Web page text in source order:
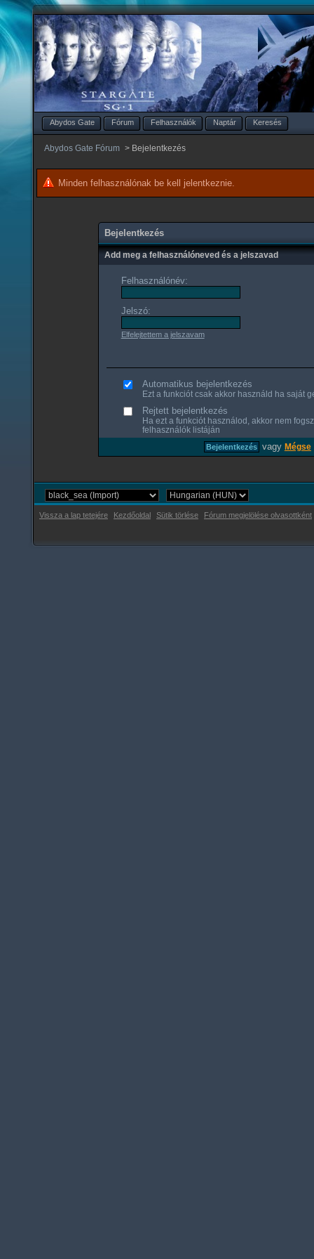
Abydos Gate Fórum Felhasználók Naptár Keresés
Abydos Gate Fórum > Bejelentkezés
Minden felhasználónak be kell jelentkeznie.
Bejelentkezés
Add meg a felhasználóneved és a jelszavad
Felhasználónév:
Jelszó:
Elfelejtettem a jelszavam
Automatikus bejelentkezés
Ezt a funkciót csak akkor használd ha saját
Rejtett bejelentkezés
Ha ezt a funkciót használod, akkor nem
felhasználók listáján
vagy Mégse
Vissza a lap tetejére Kezdőoldal Sütik törlése Fórum megjelölése olvasottként